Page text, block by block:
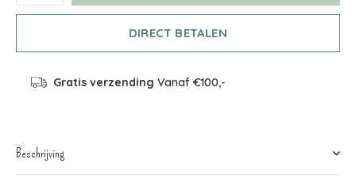
DIRECT BETALEN
Gratis verzending Vanaf €100,-
Beschrijving